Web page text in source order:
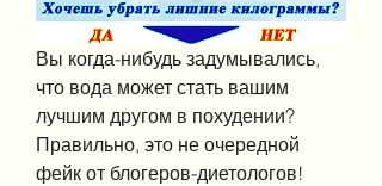
Вы когда-нибудь задумывались,
что вода может стать вашим
лучшим другом в похудении?
Правильно, это не очередной
фейк от блогеров-диетологов!